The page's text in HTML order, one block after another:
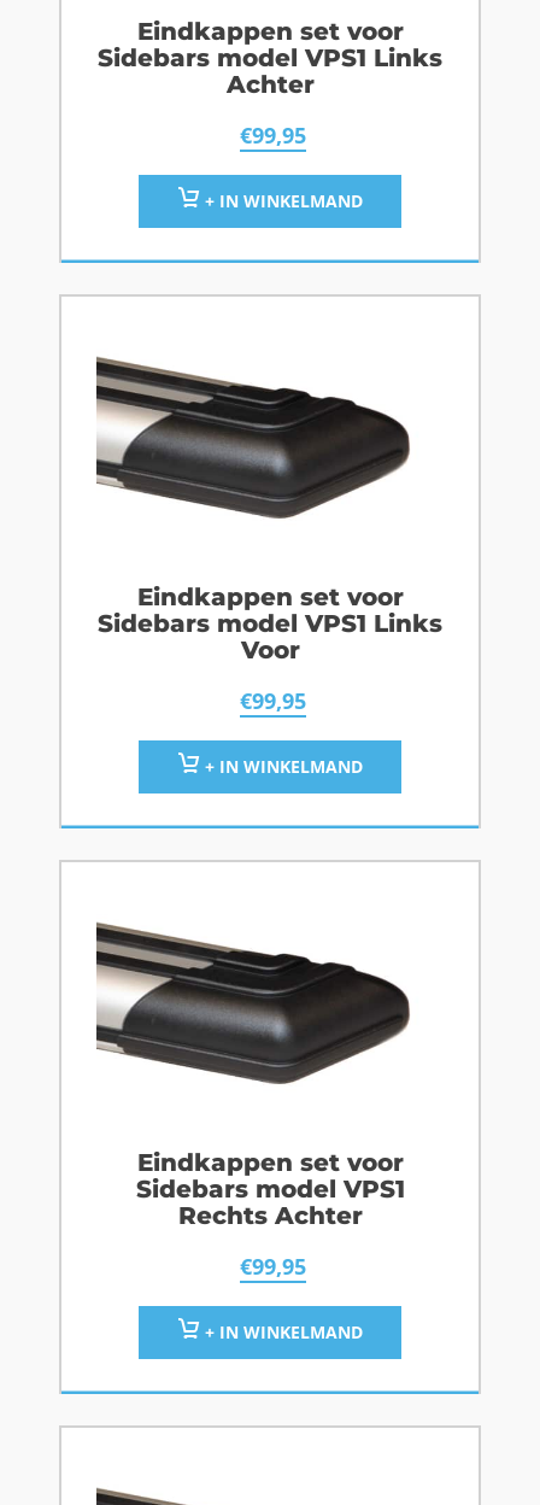
Eindkappen set voor
Sidebars model VPS1 Links
Achter
€99,95
+ IN WINKELMAND
Eindkappen set voor
Sidebars model VPS1 Links
Voor
€99,95
+ IN WINKELMAND
Eindkappen set voor
Sidebars model VPS1
Rechts Achter
€99,95
+ IN WINKELMAND